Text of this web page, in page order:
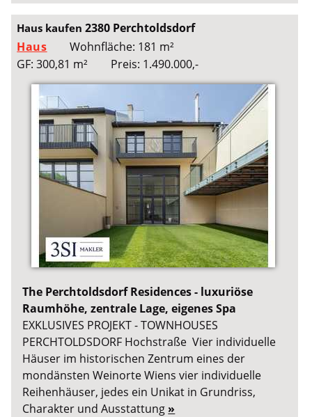
Haus kaufen2380 Perchtoldsdorf
Haus
Wohnfläche: 181 m²
GF: 300,81 m²
Preis: 1.490.000,-
The Perchtoldsdorf Residences - luxuriöse
Raumhöhe, zentrale Lage, eigenes Spa
EXKLUSIVES PROJEKT - TOWNHOUSES
PERCHTOLDSDORF Hochstraße Vier individuelle
Häuser im historischen Zentrum eines der
mondänsten Weinorte Wiens vier individuelle
Reihenhäuser, jedes ein Unikat in Grundriss,
Charakter und Ausstattung »